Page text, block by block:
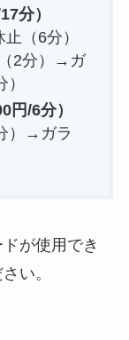
分）
（6分）
2分）→ガ
円/6分）
）→ガラ
が使用でき
い。